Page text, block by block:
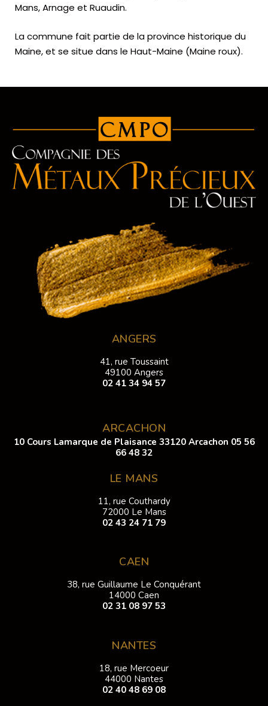
Mans, Arnage et Ruaudin.
La commune fait partie de la province historique du
Maine, et se situe dans le Haut-Maine (Maine roux).
ANGERS
41, rue Toussaint
49100 Angers
02 41 34 94 57
ARCACHON
10 Cours Lamarque de Plaisance 33120 Arcachon 05 56
66 48 32
LE MANS
11, rue Couthardy
72000 Le Mans
02 43 24 71 79
CAEN
38, rue Guillaume Le Conquérant
14000 Caen
02 31 08 97 53
NANTES
18, rue Mercoeur
44000 Nantes
02 40 48 69 08